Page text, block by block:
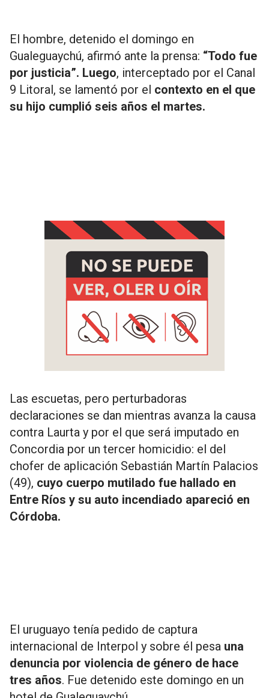
El hombre, detenido el domingo en
Gualeguaychú, afirmó ante la prensa: “Todo fue
por justicia”. Luego, interceptado por el Canal
9 Litoral, se lamentó por el contexto en el que
su hijo cumplió seis años el martes.
Las escuetas, pero perturbadoras
declaraciones se dan mientras avanza la causa
contra Laurta y por el que será imputado en
Concordia por un tercer homicidio: el del
chofer de aplicación Sebastián Martín Palacios
(49), cuyo cuerpo mutilado fue hallado en
Entre Ríos y su auto incendiado apareció en
Córdoba.
El uruguayo tenía pedido de captura
internacional de Interpol y sobre él pesa una
denuncia por violencia de género de hace
tres años. Fue detenido este domingo en un